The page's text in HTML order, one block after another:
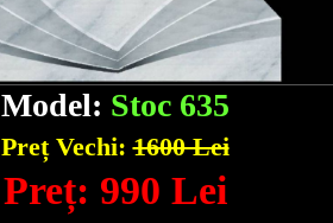
Model: Stoc 635
Preț Vechi:1600 Lei
Preț: 990 Lei